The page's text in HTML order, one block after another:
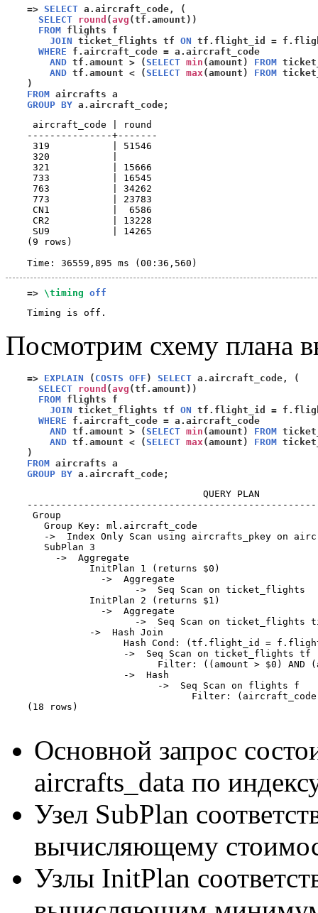
=> SELECT a.aircraft_code , (
SELECT round (avg (tf.amount ))
FROM flights f
JOIN ticket_flights tf ON tf.flight_id =
WHERE f.aircraft_code = a.aircraft_code
AND tf.amount > (SELECT min (amount ) FROM
AND tf.amount < (SELECT max (amount ) FROM
)
FROM
GROUP BY a.aircraft_code;
aircraft_code | round
---------------+-------
319           | 51546
320           |
321           | 15666
733           | 16545
763           | 34262
773           | 23783
CN1           |  6586
CR2           | 13228
SU9           | 14265
(9 rows)
=> \timing off
Посмотрим схему плана
=> EXPLAIN ( COSTS OFF ) SELECT a.aircraft_code , (
SELECT round (avg (tf.amount ))
FROM flights f
JOIN ticket_flights tf ON tf.flight_id =
WHERE f.aircraft_code = a.aircraft_code
AND tf.amount > (SELECT min (amount ) FROM
AND tf.amount < (SELECT max (amount ) FROM
)
FROM
GROUP BY a.aircraft_code;
Group
   Group Key: ml.aircraft_code
->  Index Only Scan using aircrafts_pkey on
   SubPlan 3
     ->  Aggregate
           InitPlan 1 (returns $0)
             ->  Aggregate
                   ->  Seq Scan on ticket_flights
           InitPlan 2 (returns $1)
             ->  Aggregate
->  Seq Scan on ticket_flights
           ->  Hash Join
Hash Cond: (tf.flight_id =
                 ->  Seq Scan on ticket_flights tf
Filter: ((amount > $0) AND
                 ->  Hash
                       ->  Seq Scan on flights f
Filter:
(18 rows)
Основной запрос
aircrafts_data по
Узел SubPlan
вычисляющему
Узлы InitPlan